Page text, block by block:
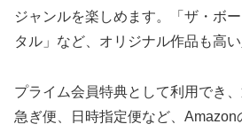
ジャンルを楽しめます。「ザ・ボ
タル」など、オリジナル作品も高い
プライム会員特典として利用でき
急ぎ便、日時指定便など、